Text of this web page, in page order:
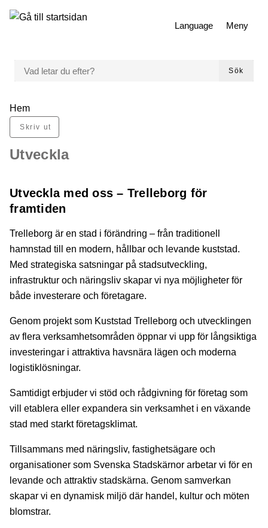
Gå till innehåll
till huvudmeny
Language
Meny
Sök
Du är här:
Hem
Skriv ut
Utveckla
Utveckla med oss – Trelleborg för
framtiden
Trelleborg är en stad i förändring – från traditionell
hamnstad till en modern, hållbar och levande kuststad.
Med strategiska satsningar på stadsutveckling,
infrastruktur och näringsliv skapar vi nya möjligheter för
både investerare och företagare.
Genom projekt som Kuststad Trelleborg och utvecklingen
av flera verksamhetsområden öppnar vi upp för långsiktiga
investeringar i attraktiva havsnära lägen och moderna
logistiklösningar.
Samtidigt erbjuder vi stöd och rådgivning för företag som
vill etablera eller expandera sin verksamhet i en växande
stad med starkt företagsklimat.
Tillsammans med näringsliv, fastighetsägare och
organisationer som Svenska Stadskärnor arbetar vi för en
levande och attraktiv stadskärna. Genom samverkan
skapar vi en dynamisk miljö där handel, kultur och möten
blomstrar.